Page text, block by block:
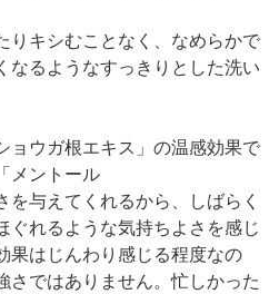
りキシむことなく、なめらかで
なるようなすっきりとした洗い
ョウガ根エキス」の温感効果で
メントール
を与えてくれるから、しばらく
ぐれるような気持ちよさを感じ
果はじんわり感じる程度なの
さではありません。忙しかった